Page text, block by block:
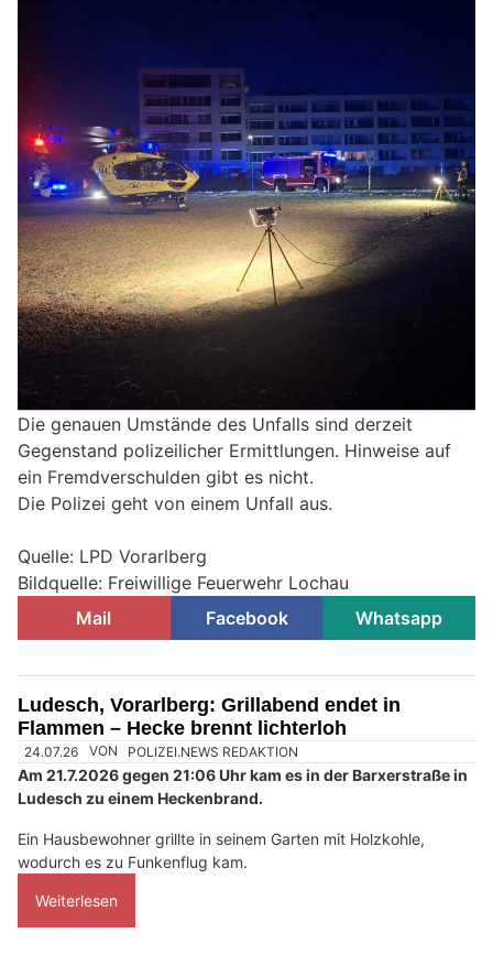
Die genauen Umstände des Unfalls sind derzeit
Gegenstand polizeilicher Ermittlungen. Hinweise auf
ein Fremdverschulden gibt es nicht.
Die Polizei geht von einem Unfall aus.
Quelle: LPD Vorarlberg
Bildquelle: Freiwillige Feuerwehr Lochau
Mail
Facebook Whatsapp
Ludesch, Vorarlberg: Grillabend endet in
Flammen – Hecke brennt lichterloh